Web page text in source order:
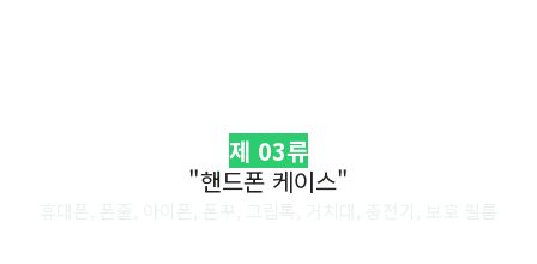
제 03류
"핸드폰 케이스"